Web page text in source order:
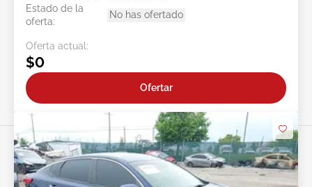
Estado de la
oferta:
No has ofertado
Oferta actual:
$0
Ofertar